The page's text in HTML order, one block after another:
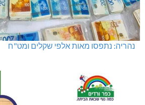
נהריה: נתפסו מאות אלפי שקלים ומט"ח